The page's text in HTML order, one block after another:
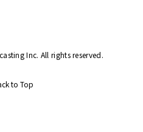
Inc. All rights reserved.
to Top